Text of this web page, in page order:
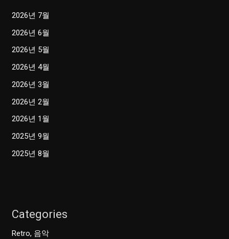
2026년 7월
2026년 6월
2026년 5월
2026년 4월
2026년 3월
2026년 2월
2026년 1월
2025년 9월
2025년 8월
Categories
Retro, 음악